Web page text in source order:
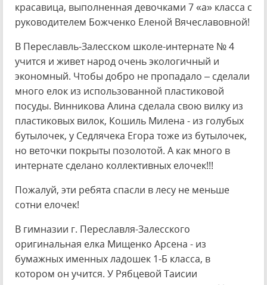
красавица, выполненная девочками 7 «а» класса с
руководителем Божченко Еленой Вячеславовной!
В Переславль-Залесском школе-интернате № 4
учится и живет народ очень экологичный и
экономный. Чтобы добро не пропадало – сделали
много елок из использованной пластиковой
посуды. Винникова Алина сделала свою вилку из
пластиковых вилок, Кошиль Милена - из голубых
бутылочек, у Седлячека Егора тоже из бутылочек,
но веточки покрыты позолотой. А как много в
интернате сделано коллективных елочек!!!
Пожалуй, эти ребята спасли в лесу не меньше
сотни елочек!
В гимназии г. Переславля-Залесского
оригинальная елка Мищенко Арсена - из
бумажных именных ладошек 1-Б класса, в
котором он учится. У Рябцевой Таисии